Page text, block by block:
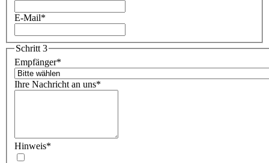
E-Mail*
Schritt 3
Empfänger*
Ihre Nachricht an uns*
Hinweis*